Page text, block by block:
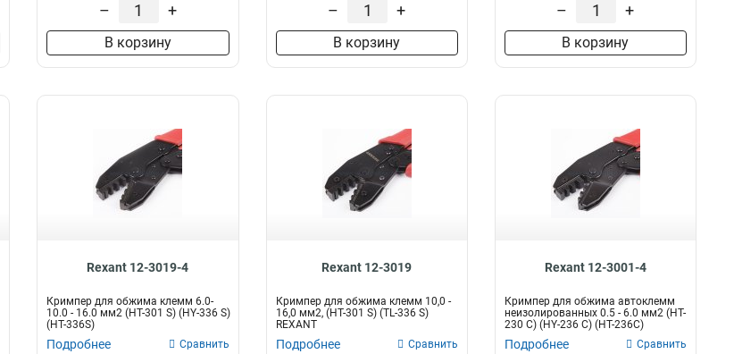
– +
В корзину
– +
В корзину
– +
В корзину
Rexant 12-3019-4
Кримпер для обжима клемм 6.0-
10.0 - 16.0 мм2 (HT-301 S) (HY-336 S)
(HT-336S)
Подробнее Сравнить
Rexant 12-3019
Кримпер для обжима клемм 10,0 -
16,0 мм2, (HT-301 S) (TL-336 S)
REXANT
Подробнее Сравнить
Rexant 12-3001-4
Кримпер для обжима автоклемм
неизолированных 0.5 - 6.0 мм2 (HT-
230 С) (HY-236 C) (HT-236C)
Подробнее Сравнить